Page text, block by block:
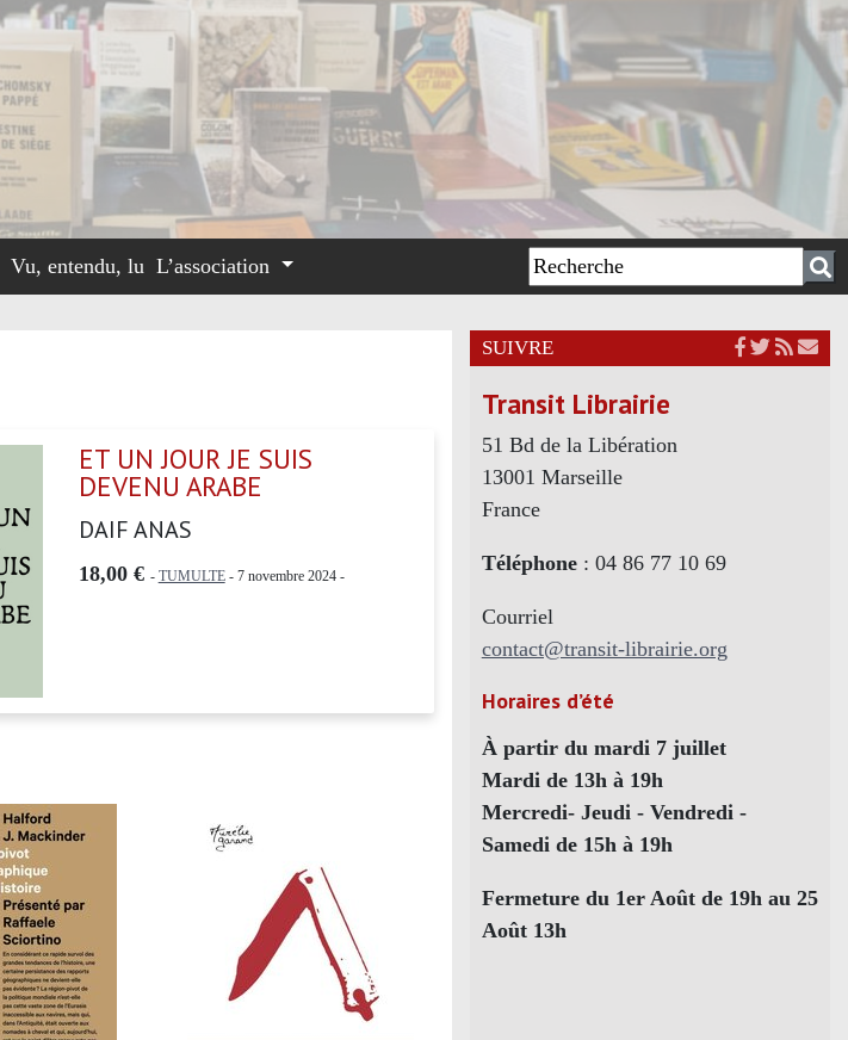
Vu, entendu, lu L’association
ET UN JOUR JE SUIS
DEVENU ARABE
DAIF ANAS
18,00 € - TUMULTE- 7 novembre 2024 -
SUIVRE
Transit Librairie
51 Bd de la Libération
13001 Marseille
France
Téléphone: 04 86 77 10 69
Courriel
contact@transit-librairie.org
Horaires d’été
À partir du mardi 7 juillet
Mardi de 13h à 19h
Mercredi- Jeudi - Vendredi -
Samedi de 15h à 19h
Fermeture du 1er Août de 19h au 25
Août 13h